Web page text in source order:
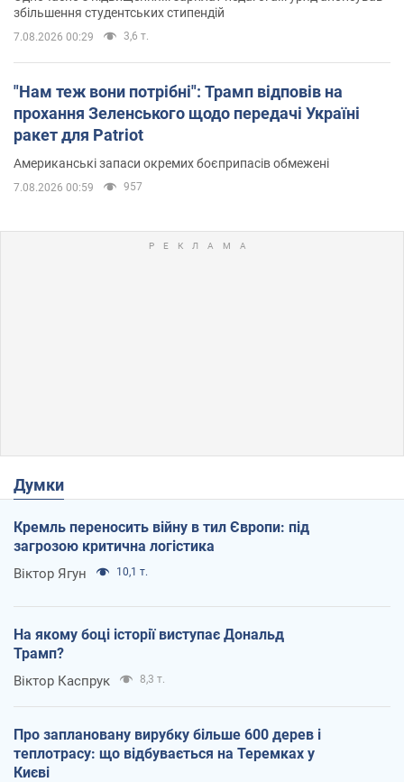
збільшення студентських стипендій
7.08.2026 00:29 3,6 т.
"Нам теж вони потрібні": Трамп відповів на
прохання Зеленського щодо передачі Україні
ракет для Patriot
Американські запаси окремих боєприпасів обмежені
7.08.2026 00:59 957
Думки
Кремль переносить війну в тил Європи: під
загрозою критична логістика
Віктор Ягун 10,1 т.
На якому боці історії виступає Дональд
Трамп?
Віктор Каспрук 8,3 т.
Про заплановану вирубку більше 600 дерев і
теплотрасу: що відбувається на Теремках у
Києві